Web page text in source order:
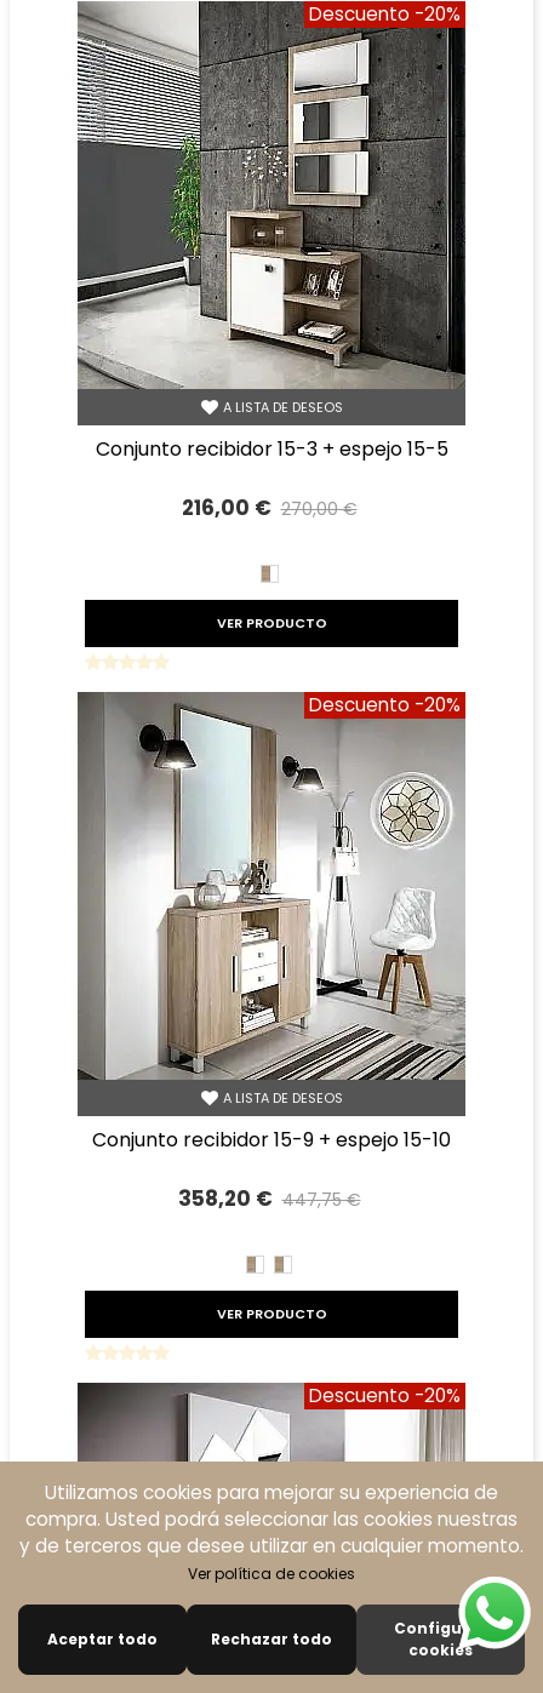
Descuento -20%
A LISTA DE DESEOS
conjunto recibidor 15-3 + espejo 15-5
216,00 € 270,00 €
BLANCO/CAMBRIAN
VER PRODUCTO
Descuento -20%
A LISTA DE DESEOS
conjunto recibidor 15-9 + espejo 15-10
358,20 € 447,75 €
CAMBRIAN/BLANCO
BLANCO/CAMBRIAN
VER PRODUCTO
Descuento -20%
Buscar Carro
Utilizamos cookies para mejorar su experiencia de
compra. Usted podrá seleccionar las cookies nuestras
y de terceros que desee utilizar en cualquier momento.
Ver política de cookies
Aceptar todo Rechazar todo
Configurar
cookies